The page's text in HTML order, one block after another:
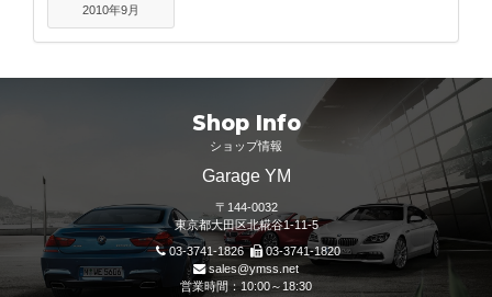
2010年9月
Shop Info
ショップ情報
Garage YM
〒144-0032
東京都大田区北糀谷1-11-5
03-3741-1826
03-3741-1820
sales@ymss.net
営業時間：10:00～18:30